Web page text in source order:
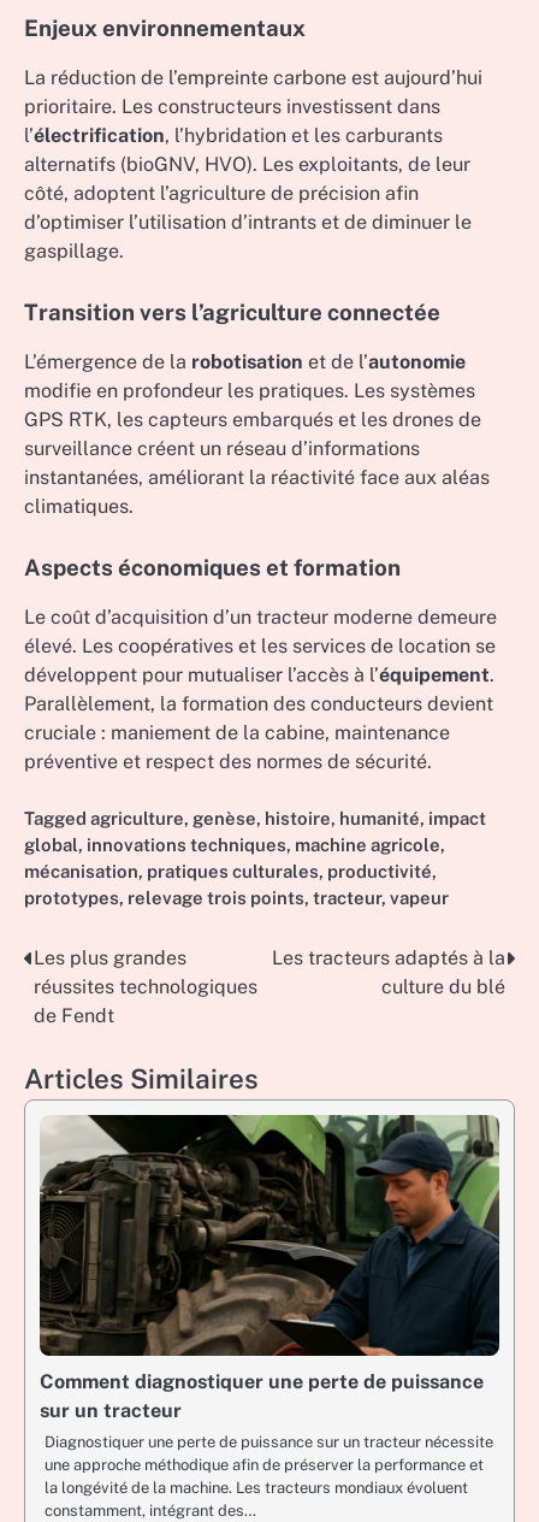
Enjeux environnementaux
La réduction de l’empreinte carbone est aujourd’hui
prioritaire. Les constructeurs investissent dans
l’électrification, l’hybridation et les carburants
alternatifs (bioGNV, HVO). Les exploitants, de leur
côté, adoptent l’agriculture de précision afin
d’optimiser l’utilisation d’intrants et de diminuer le
gaspillage.
Transition vers l’agriculture connectée
L’émergence de la robotisation et de l’autonomie
modifie en profondeur les pratiques. Les systèmes
GPS RTK, les capteurs embarqués et les drones de
surveillance créent un réseau d’informations
instantanées, améliorant la réactivité face aux aléas
climatiques.
Aspects économiques et formation
Le coût d’acquisition d’un tracteur moderne demeure
élevé. Les coopératives et les services de location se
développent pour mutualiser l’accès à l’équipement.
Parallèlement, la formation des conducteurs devient
cruciale : maniement de la cabine, maintenance
préventive et respect des normes de sécurité.
Tagged agriculture, genèse, histoire, humanité, impact
global, innovations techniques, machine agricole,
mécanisation, pratiques culturales, productivité,
prototypes, relevage trois points, tracteur, vapeur
Post
navigation
Les plus grandes
réussites technologiques
de Fendt
Les tracteurs adaptés à la
culture du blé
Articles Similaires
Comment diagnostiquer une perte de puissance
sur un tracteur
Diagnostiquer une perte de puissance sur un tracteur nécessite
une approche méthodique afin de préserver la performance et
la longévité de la machine. Les tracteurs mondiaux évoluent
constamment, intégrant des…